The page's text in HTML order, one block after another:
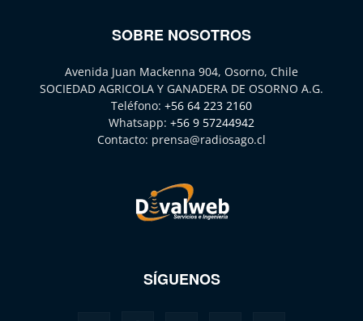
SOBRE NOSOTROS
Avenida Juan Mackenna 904, Osorno, Chile
SOCIEDAD AGRICOLA Y GANADERA DE OSORNO A.G.
Teléfono: +56 64 223 2160
Whatsapp: +56 9 57244942
Contacto: prensa@radiosago.cl
SÍGUENOS